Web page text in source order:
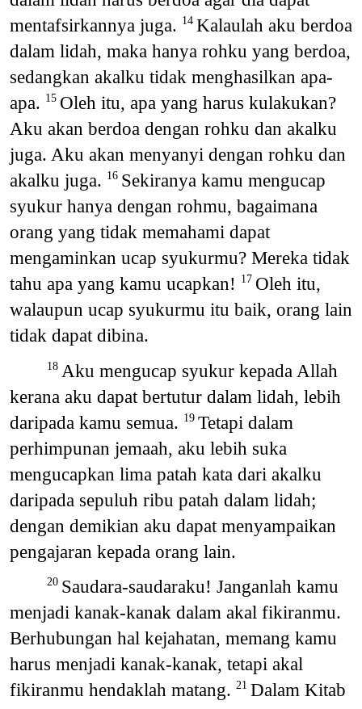
mentafsirkannya juga. 14 Kalaulah aku berdoa
dalam lidah, maka hanya rohku yang berdoa,
sedangkan akalku tidak menghasilkan apa-
apa. 15 Oleh itu, apa yang harus kulakukan?
Aku akan berdoa dengan rohku dan akalku
juga. Aku akan menyanyi dengan rohku dan
akalku juga. 16 Sekiranya kamu mengucap
syukur hanya dengan rohmu, bagaimana
orang yang tidak memahami dapat
mengaminkan ucap syukurmu? Mereka tidak
tahu apa yang kamu ucapkan! 17 Oleh itu,
walaupun ucap syukurmu itu baik, orang lain
tidak dapat dibina.
18 Aku mengucap syukur kepada Allah
kerana aku dapat bertutur dalam lidah, lebih
daripada kamu semua. 19 Tetapi dalam
perhimpunan jemaah, aku lebih suka
mengucapkan lima patah kata dari akalku
daripada sepuluh ribu patah dalam lidah;
dengan demikian aku dapat menyampaikan
pengajaran kepada orang lain.
20 Saudara-saudaraku! Janganlah kamu
menjadi kanak-kanak dalam akal fikiranmu.
Berhubungan hal kejahatan, memang kamu
harus menjadi kanak-kanak, tetapi akal
fikiranmu hendaklah matang. 21 Dalam Kitab